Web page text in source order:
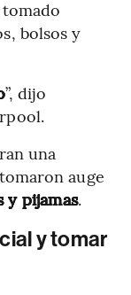
bolsos y
”, dijo
una
auge
y pijamas.
y tomar